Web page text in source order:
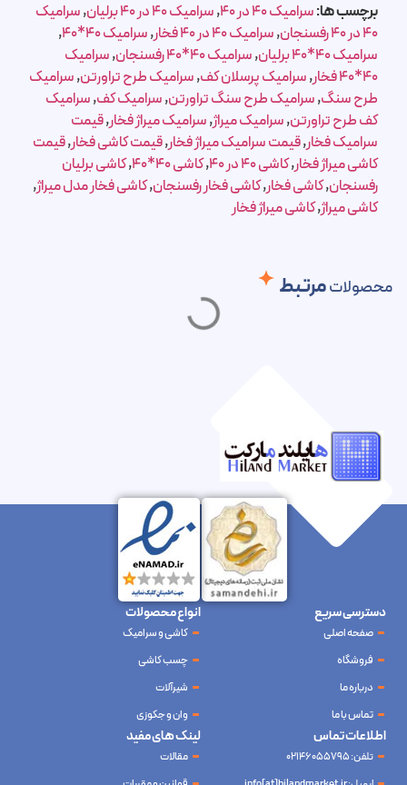
برچسب ها:سرامیک 40 در 40 ,سرامیک 40 در 40 برلیان ,سرامیک
40 در 40 رفسنجان
,سرامیک 40 در 40 فخار ,سرامیک 40*40
,
سرامیک 40*40 برلیان
,سرامیک 40*40 رفسنجان ,سرامیک
40*40 فخار
,سرامیک پرسلان کف,سرامیک طرح تراورتن,سرامیک
طرح سنگ,سرامیک طرح سنگ تراورتن,سرامیک کف,سرامیک
کف طرح تراورتن,سرامیک میراژ,سرامیک میراژ فخار,قیمت
سرامیک فخار,قیمت سرامیک میراژ فخار,قیمت کاشی فخار,قیمت
کاشی میراژ فخار,کاشی 40 در 40 ,کاشی 40*40 ,کاشی برلیان
رفسنجان,کاشی فخار,کاشی فخار رفسنجان,کاشی فخار مدل میراژ,
کاشی میراژ,کاشی میراژ فخار
محصولاتمرتبط
دسترسی سریع
صفحه اصلی
فروشگاه
درباره ما
تماس با ما
انواع محصولات
کاشی و سرامیک
چسب کاشی
شیرآلات
وان و جکوزی
لینک های مفید
مقالات
اطلاعات تماس
تلفن: 02146055795